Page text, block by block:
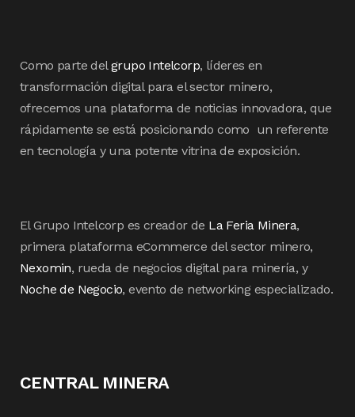
Como parte delgrupo Intelcorp, líderes en
transformación digital para el sector minero,
ofrecemos una plataforma de noticias innovadora, que
rápidamente se está posicionando como un referente
en tecnología y una potente vitrina de exposición.
El Grupo Intelcorp es creador de La Feria Minera,
primera plataforma eCommerce del sector minero,
Nexomin, rueda de negocios digital para minería, y
Noche de Negocio, evento de networking especializado.
CENTRAL MINERA